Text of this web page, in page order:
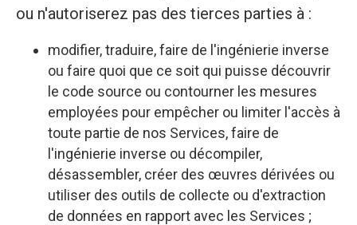
ou n'autoriserez pas des tierces parties à :
modifier, traduire, faire de l'ingénierie inverse
ou faire quoi que ce soit qui puisse découvrir
le code source ou contourner les mesures
employées pour empêcher ou limiter l'accès à
toute partie de nos Services, faire de
l'ingénierie inverse ou décompiler,
désassembler, créer des œuvres dérivées ou
utiliser des outils de collecte ou d'extraction
de données en rapport avec les Services ;